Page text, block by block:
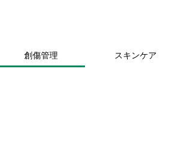
創傷管理 スキンケア